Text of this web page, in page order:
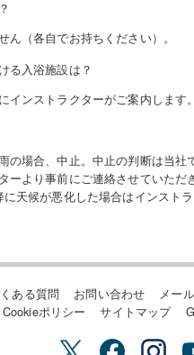
ん（各自でお持ちください）。
る入浴施設は？
インストラクターがご案内します
の場合、中止。中止の判断は当
ーより事前にご連絡させていた
天候が悪化した場合はインスト
ある質問 お問い合わせ
メー
Cookieポリシー
サイトマップ